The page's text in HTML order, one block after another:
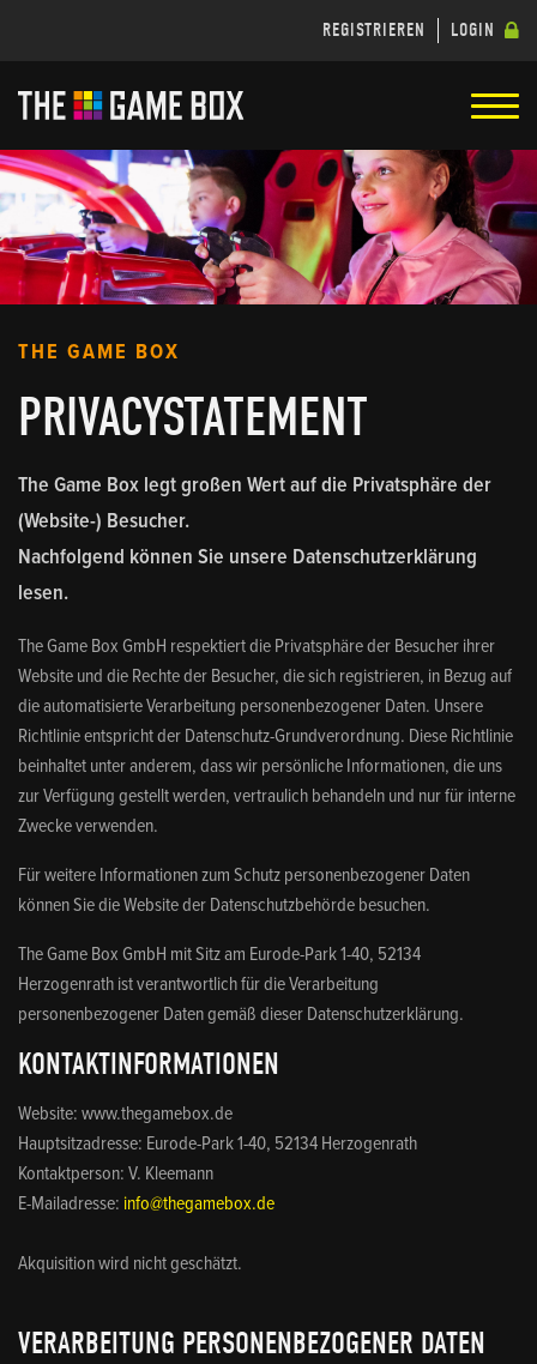
REGISTRIEREN LOGIN
THE GAME BOX
PRIVACYSTATEMENT
The Game Box legt großen Wert auf die Privatsphäre der
(Website-) Besucher.
Nachfolgend können Sie unsere Datenschutzerklärung
lesen.
The Game Box GmbH respektiert die Privatsphäre der Besucher ihrer
Website und die Rechte der Besucher, die sich registrieren, in Bezug auf
die automatisierte Verarbeitung personenbezogener Daten. Unsere
Richtlinie entspricht der Datenschutz-Grundverordnung. Diese Richtlinie
beinhaltet unter anderem, dass wir persönliche Informationen, die uns
zur Verfügung gestellt werden, vertraulich behandeln und nur für interne
Zwecke verwenden.
Für weitere Informationen zum Schutz personenbezogener Daten
können Sie die Website der Datenschutzbehörde besuchen.
The Game Box GmbH mit Sitz am Eurode-Park 1-40, 52134
Herzogenrath ist verantwortlich für die Verarbeitung
personenbezogener Daten gemäß dieser Datenschutzerklärung.
KONTAKTINFORMATIONEN
Website: www.thegamebox.de
Hauptsitzadresse: Eurode-Park 1-40, 52134 Herzogenrath
Kontaktperson: V. Kleemann
E-Mailadresse: info@thegamebox.de
Akquisition wird nicht geschätzt.
VERARBEITUNG PERSONENBEZOGENER DATEN